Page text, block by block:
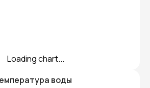
Loading chart...
воды